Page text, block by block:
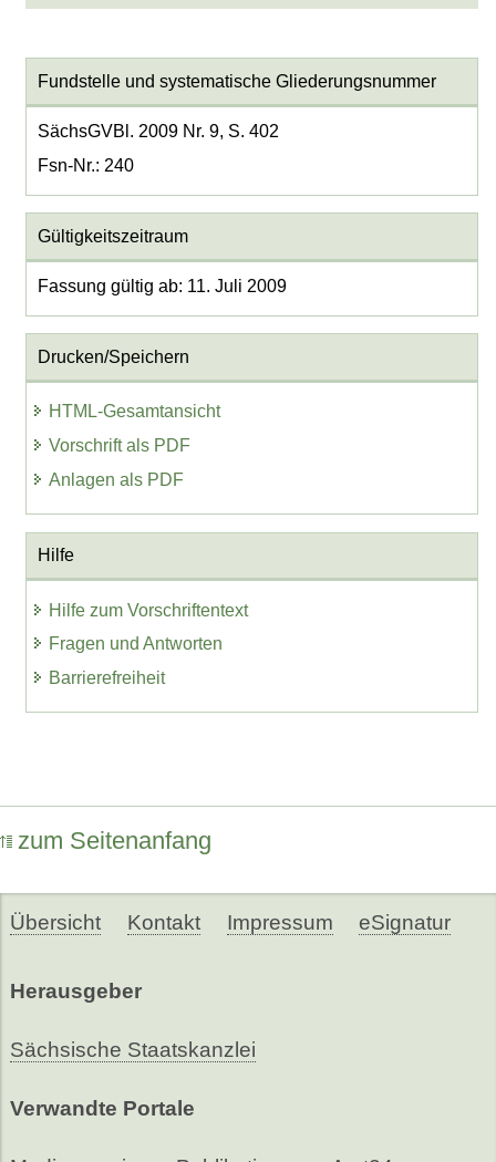
Fundstelle und systematische Gliederungsnummer
SächsGVBl. 2009 Nr. 9, S. 402
Fsn-Nr.: 240
Gültigkeitszeitraum
Fassung gültig ab: 11. Juli 2009
Drucken/Speichern
HTML-Gesamtansicht
Vorschrift als PDF
Anlagen als PDF
Hilfe
Hilfe zum Vorschriftentext
Fragen und Antworten
Barrierefreiheit
zum Seitenanfang
Übersicht Kontakt Impressum eSignatur
Herausgeber
Sächsische Staatskanzlei
Verwandte Portale